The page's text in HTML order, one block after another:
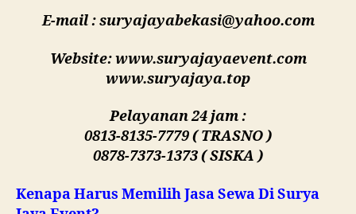
E-mail : suryajayabekasi@yahoo.com
Website: www.suryajayaevent.com
www.suryajaya.top
Pelayanan 24 jam :
0813-8135-7779 ( TRASNO )
0878-7373-1373 ( SISKA )
Kenapa Harus Memilih Jasa Sewa Di Surya